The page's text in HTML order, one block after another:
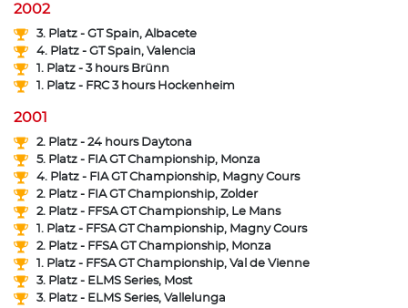
2002
3. Platz - GT Spain, Albacete
4. Platz - GT Spain, Valencia
1. Platz - 3 hours Brünn
1. Platz - FRC 3 hours Hockenheim
2001
2. Platz - 24 hours Daytona
5. Platz - FIA GT Championship, Monza
4. Platz - FIA GT Championship, Magny Cours
2. Platz - FIA GT Championship, Zolder
2. Platz - FFSA GT Championship, Le Mans
1. Platz - FFSA GT Championship, Magny Cours
2. Platz - FFSA GT Championship, Monza
1. Platz - FFSA GT Championship, Val de Vienne
3. Platz - ELMS Series, Most
3. Platz - ELMS Series, Vallelunga